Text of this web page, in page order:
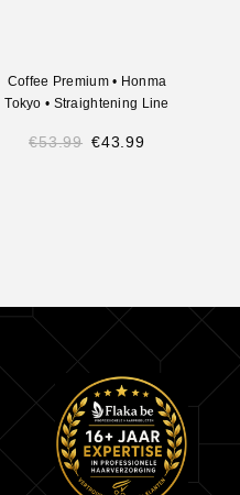
Coffee Premium• Honma
Tokyo • Straightening Line
€53.99 €43.99